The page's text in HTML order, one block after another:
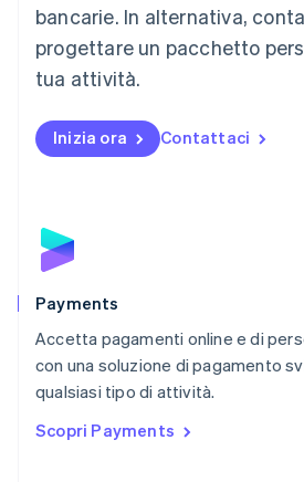
bancarie. In alternativa,
progettare un pacchetto
tua attività.
Inizia ora Contattaci
Payments
Accetta pagamenti online e di
con una soluzione di pagamento
qualsiasi tipo di attività.
Scopri Payments
Malta
Messico
EspañolEnglish
English
Nuova Zelanda
Polonia
English
Português
English简体中文
Regno Unito
English
English